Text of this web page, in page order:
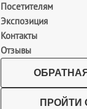
Посетителям
Экспозиция
Контакты
Отзывы
ПРОЙТИ